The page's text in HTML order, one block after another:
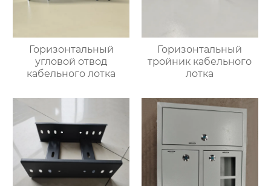
Горизонтальный
угловой отвод
кабельного лотка
Горизонтальный
тройник кабельного
лотка